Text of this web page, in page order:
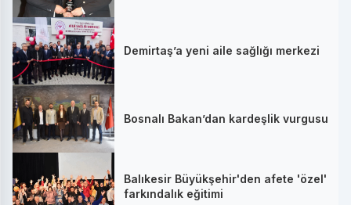
Demirtaş’a yeni aile sağlığı merkezi
Bosnalı Bakan’dan kardeşlik vurgusu
Balıkesir Büyükşehir'den afete 'özel'
farkındalık eğitimi